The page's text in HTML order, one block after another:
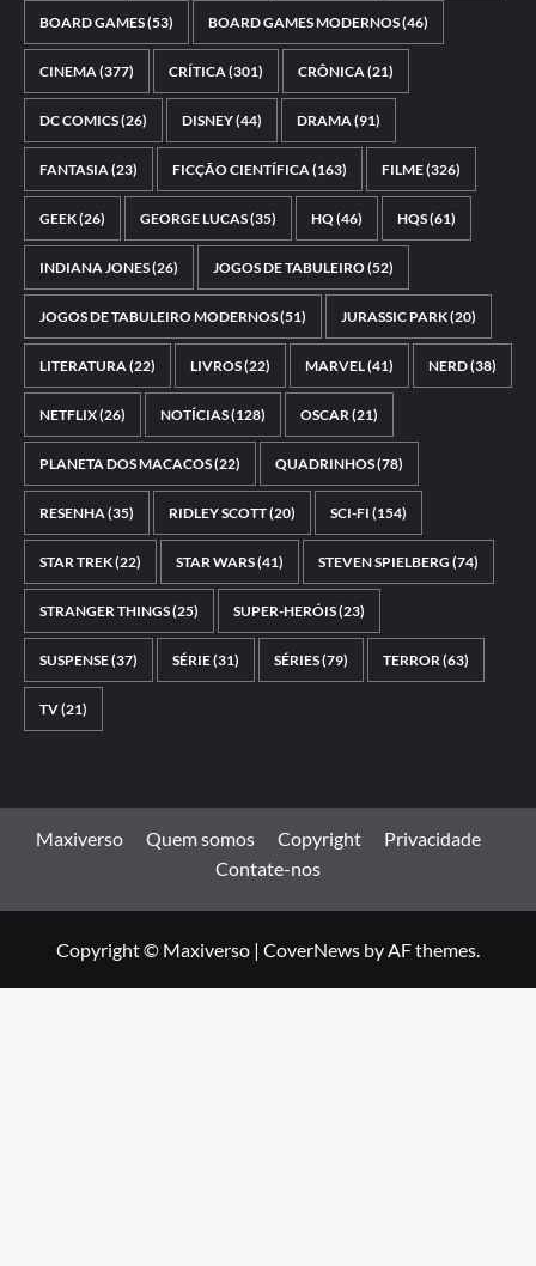
BOARD GAMES(53) BOARD GAMES MODERNOS(46)
CINEMA(377) CRÍTICA(301) CRÔNICA(21)
DC COMICS(26) DISNEY(44) DRAMA(91)
FANTASIA(23) FICÇÃO CIENTÍFICA(163) FILME(326)
GEEK(26) GEORGE LUCAS(35) HQ(46) HQS(61)
INDIANA JONES(26) JOGOS DE TABULEIRO(52)
JOGOS DE TABULEIRO MODERNOS(51) JURASSIC PARK(20)
LITERATURA(22) LIVROS(22) MARVEL(41) NERD(38)
NETFLIX(26) NOTÍCIAS(128) OSCAR(21)
PLANETA DOS MACACOS(22) QUADRINHOS(78)
RESENHA(35) RIDLEY SCOTT(20) SCI-FI (154)
STAR TREK(22) STAR WARS(41) STEVEN SPIELBERG (74)
STRANGER THINGS(25) SUPER-HERÓIS(23)
SUSPENSE(37) SÉRIE(31) SÉRIES(79) TERROR(63)
TV(21)
Maxiverso Quem somos Copyright
Privacidade
Contate-nos
Copyright © Maxiverso | CoverNews by AF themes.